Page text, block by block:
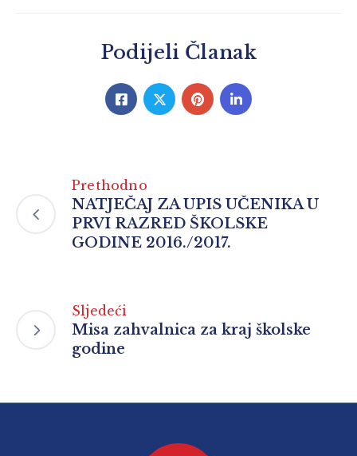
Podijeli Članak
Prethodno
NATJEČAJ ZA UPIS UČENIKA U
PRVI RAZRED ŠKOLSKE
GODINE 2016./2017.
Sljedeći
Misa zahvalnica za kraj školske
godine